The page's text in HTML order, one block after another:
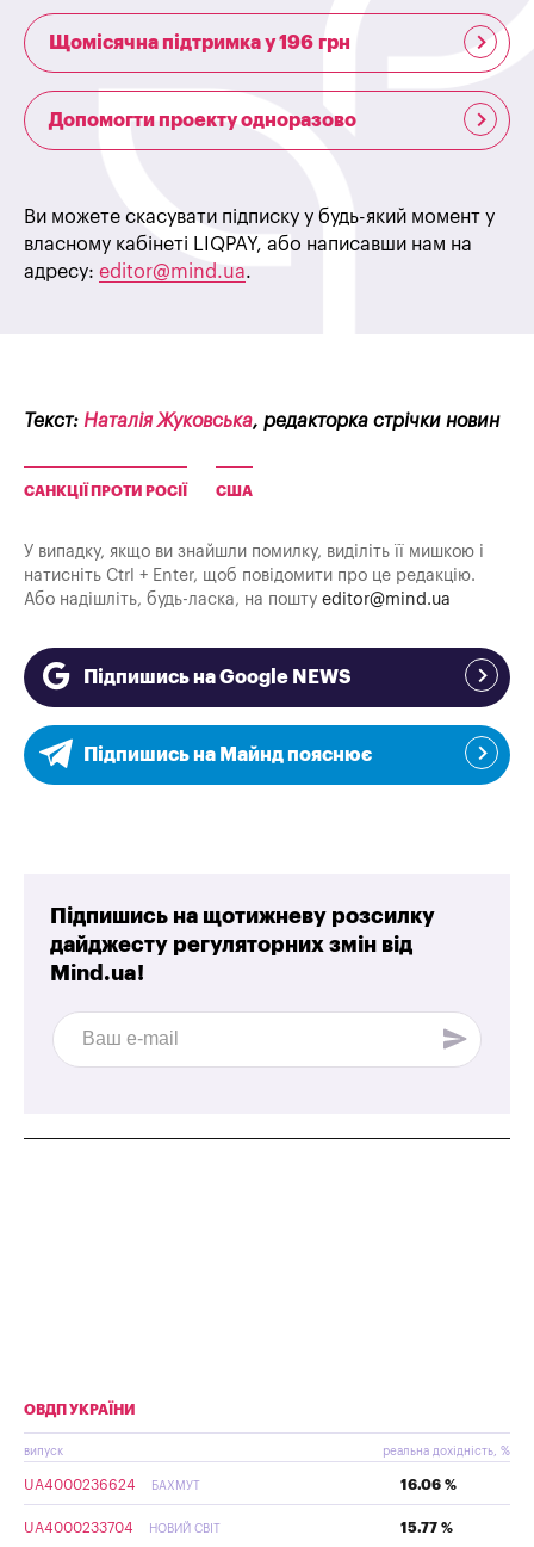
Щомісячна підтримка у 196 грн
Допомогти проекту одноразово
Ви можете скасувати підписку у будь-який момент у
власному кабінеті LIQPAY, або написавши нам на
адресу: editor@mind.ua.
Текст: Наталія Жуковська, редакторка стрічки новин
САНКЦІЇ ПРОТИ РОСІЇ США
У випадку, якщо ви знайшли помилку, виділіть її мишкою і
натисніть Ctrl + Enter, щоб повідомити про це редакцію.
Або надішліть, будь-ласка, на пошту editor@mind.ua
Підпишись на Google NEWS
Підпишись на Майнд пояснює
Підпишись на щотижневу розсилку
дайджесту регуляторних змін від
Mind.ua!
ОВДП УКРАЇНИ
випуск реальна дохідність, %
UA4000236624 БАХМУТ 16.06 %
UA4000233704 НОВИЙ СВІТ 15.77 %